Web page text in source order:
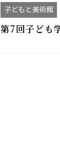
子どもと美術館
第7回子ども